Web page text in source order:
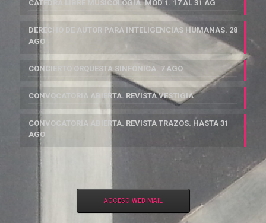
CÁTEDRA LIBRE MUSICOLOGÍA. MOD 1. 17 AL 31 AG
DERECHO DE AUTOR PARA INTELIGENCIAS HUMANAS. 28
AGO
CONCIERTO ORQUESTA SINFÓNICA. 7 AGO
CONVOCATORIA ABIERTA. REVISTA VESTIGIA
CONVOCATORIA ABIERTA. REVISTA TRAZOS. HASTA 31
AGO
ACCESO WEB MAIL